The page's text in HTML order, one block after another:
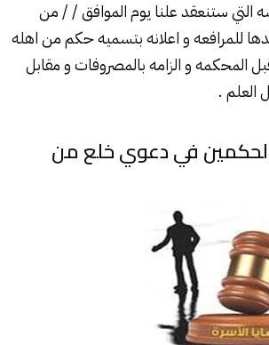
التي ستنعقد علنا يوم الموافق / / من
مابعدها للمرافعه و اعلانه بتسميه حكم من اهله
المحكمه و الزامه بالمصروفات و مقابل
العلم .
في دعوي خلع من